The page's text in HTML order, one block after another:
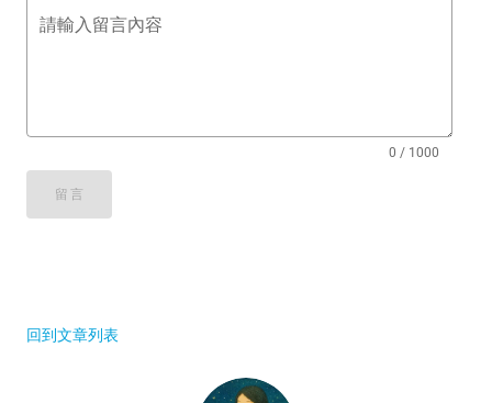
請輸入留言內容
0 / 1000
留言
回到文章列表